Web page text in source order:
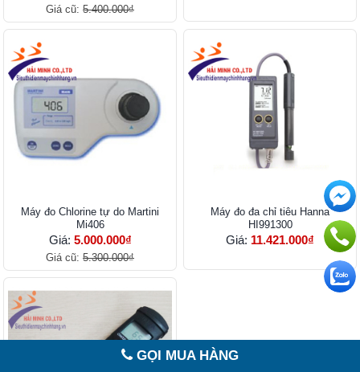
Giá cũ: 5.400.000₫
Máy đo Chlorine tự do Martini
Mi406
Giá: 5.000.000₫
Giá cũ: 5.300.000₫
Máy đo đa chỉ tiêu Hanna
HI991300
Giá: 11.421.000₫
GỌI MUA HÀNG